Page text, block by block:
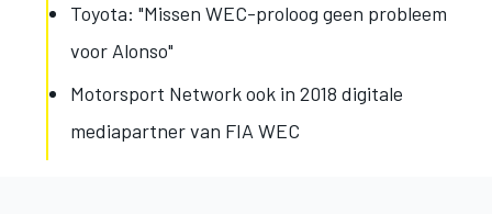
Toyota: "Missen WEC-proloog geen probleem
voor Alonso"
Motorsport Network ook in 2018 digitale
mediapartner van FIA WEC